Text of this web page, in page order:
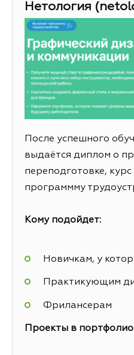
Нетология
После успешного
выдаётся диплом о
переподготовке,
программму
Кому подойдет:
Новичкам, у
Практикующим
Фрилансерам
Проекты в